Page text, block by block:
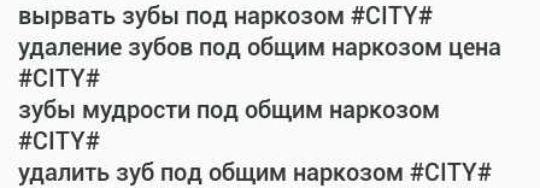
вырвать зубы под наркозом #CITY#
удаление зубов под общим наркозом цена
#CITY#
зубы мудрости под общим наркозом
#CITY#
удалить зуб под общим наркозом #CITY#